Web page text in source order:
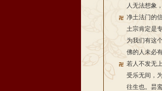
人无法想象
净土法门的
土宗肯定是
为我们有这
佛的人未必
若人不发无
受乐无间，
往生也。昙